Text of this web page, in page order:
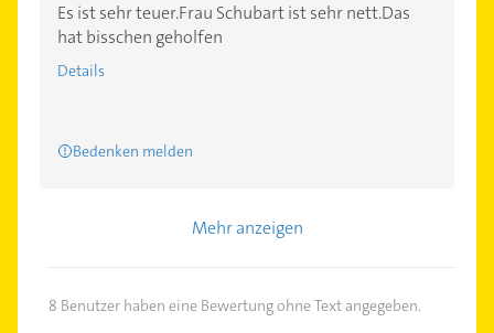
Es ist sehr teuer.Frau Schubart ist sehr nett.Das
hat bisschen geholfen
Details
Bedenken melden
Mehr anzeigen
8 Benutzer haben eine Bewertung ohne Text angegeben.